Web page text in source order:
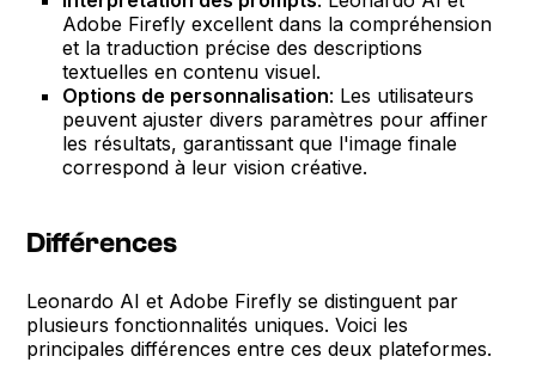
Adobe Firefly excellent dans la compréhension
et la traduction précise des descriptions
textuelles en contenu visuel.
Options de personnalisation: Les utilisateurs
peuvent ajuster divers paramètres pour affiner
les résultats, garantissant que l'image finale
correspond à leur vision créative.
Différences
Leonardo AI et Adobe Firefly se distinguent par
plusieurs fonctionnalités uniques. Voici les
principales différences entre ces deux plateformes.